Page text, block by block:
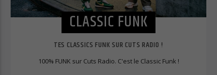
CLASSIC FUNK
TES CLASSICS FUNK SUR CUTS RADIO !
100% FUNK sur Cuts Radio. C'est le Classic Funk !